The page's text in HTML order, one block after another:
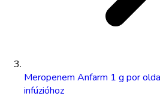
Meropenem Anfarm 1 g por
infúzióhoz